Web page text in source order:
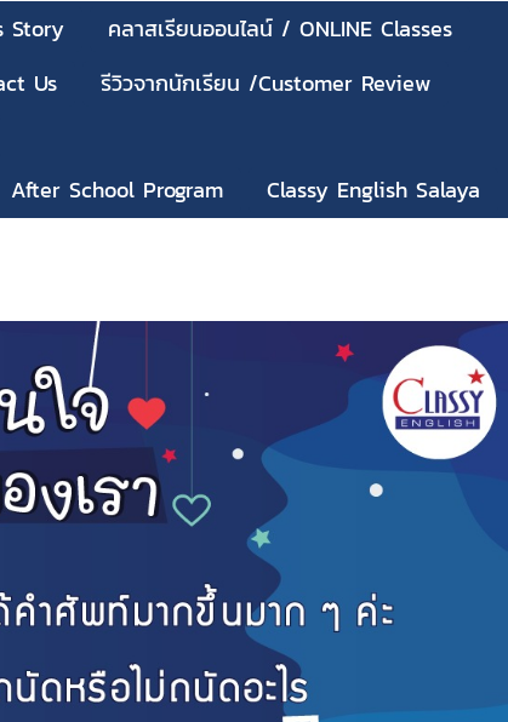
Story
คลาสเรียนออนไลน์ / ONLINE Classes
Us
รีวิวจากนักเรียน /Customer Review
After School Program Classy English Salaya